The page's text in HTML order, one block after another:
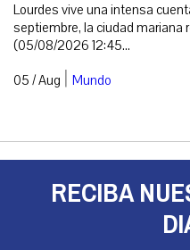
Lourdes vive una intensa
septiembre, la ciudad mariana
(05/08/2026 12:45...
05 / Aug | Mundo
RECIBA